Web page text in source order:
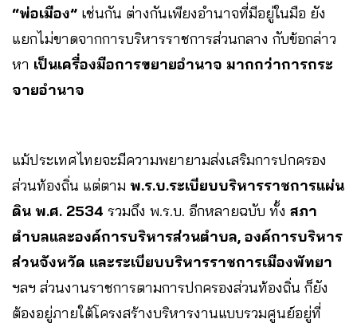
“พ่อเมือง” เช่นกัน ต่างกันเพียงอำนาจที่มีอยู่ในมือ ยัง
แยกไม่ขาดจากการบริหารราชการส่วนกลาง กับข้อกล่าว
หา เป็นเครื่องมือการขยายอำนาจ มากกว่าการกระ
จายอำนาจ
แม้ประเทศไทยจะมีความพยายามส่งเสริมการปกครอง
ส่วนท้องถิ่น แต่ตาม พ.ร.บ.ระเบียบบริหารราชการแผ่น
ดิน พ.ศ. 2534 รวมถึง พ.ร.บ. อีกหลายฉบับ ทั้ง สภา
ตำบลและองค์การบริหารส่วนตำบล, องค์การบริหาร
ส่วนจังหวัด และระเบียบบริหารราชการเมืองพัทยา
ฯลฯ ส่วนงานราชการตามการปกครองส่วนท้องถิ่น ก็ยัง
ต้องอยู่ภายใต้โครงสร้างบริหารงานแบบรวมศูนย์อยู่ที่